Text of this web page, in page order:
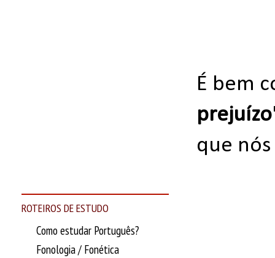
É bem
prejuízo
que
ROTEIROS DE ESTUDO
Como estudar Português?
Fonologia / Fonética